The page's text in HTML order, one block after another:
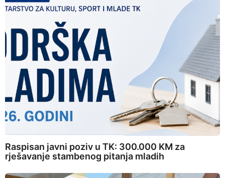
Raspisan javni poziv u TK: 300.000 KM za
rješavanje stambenog pitanja mladih